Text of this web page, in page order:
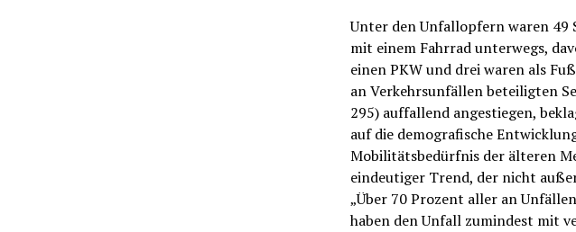
Unter den Unfallopfern waren 49
mit einem Fahrrad unterwegs,
einen PKW und drei waren als
an Verkehrsunfällen beteiligten
295) auffallend angestiegen,
auf die demografische
Mobilitätsbedürfnis der älteren
eindeutiger Trend, der nicht
„Über 70 Prozent aller an
haben den Unfall zumindest mit